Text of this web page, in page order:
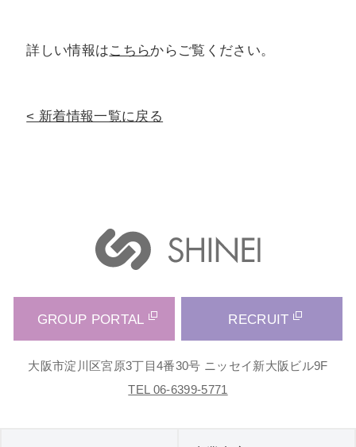
詳しい情報はこちらからご覧ください。
新着情報一覧に戻る
GROUP PORTAL RECRUIT
大阪市淀川区宮原3丁目4番30号 ニッセイ新大阪ビル9F
TEL 06-6399-5771